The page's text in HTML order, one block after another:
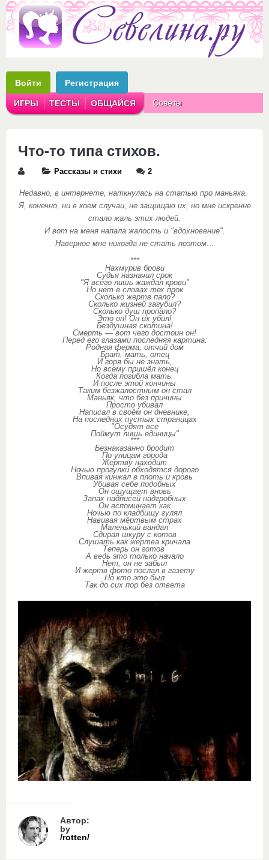
Войти Регистрация
ИГРЫ ТЕСТЫ ОБЩАЙСЯ Советы
Что-то типа стихов.
Рассказы и стихи 2
Недавно, в интернете, наткнулась на статью про маньяка.
Я, конечно, ни в коем случаи, не защищаю их, но мне искренне
стало жаль этих людей.
И вот на меня напала жалость и "вдохновение".
Наверное мне никогда не стать поэтом…
***
Нахмурив брови
Судья назначил срок
"Я всего лишь жаждал крови"
Но нет в словах тех прок
Сколько жертв пало?
Сколько жизней загубил?
Сколько душ пропало?
Это он! Он их убил!
Бездушная скотина!
Смерть — вот чего достоин он!
Перед его глазами последняя картина:
Родная ферма, отчий дом
Брат, мать, отец
И горя бы не знать,
Но всему пришёл конец
Когда погибла мать.
И после этой кончины
Таким безжалостным он стал
Маньяк, что без причины
Просто убивал
Написал в своём он дневнике,
На последних пустых страницах
"Осудят все
Поймут лишь единицы"
***
Безнаказанно бродит
По улицам города
Жертву находит
Ночью прогулки обходятся дорого
Впивая кинжал в плоть и кровь
Убивая себе подобных
Он ощущает вновь
Запах надписей надгробных
Он вспоминает как
Ночью по кладбищу гулял
Навивая мёртвым страх
Маленький вандал
Сдирая шкуру с котов
Слушать как жертва кричала
Теперь он готов
А ведь это только начало
Нет, он не забыл
И жертв фото послал в газету
Но кто это был
Так до сих пор без ответа
Автор:
by
/rotten/